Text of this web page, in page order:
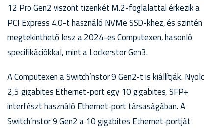
12 Pro Gen2 viszont tizenkét M.2-foglalattal érkezik a
PCI Express 4.0-t használó NVMe SSD-khez, és szintén
megtekinthető lesz a 2024-es Computexen, hasonló
specifikációkkal, mint a Lockerstor Gen3.
A Computexen a Switch’nstor 9 Gen2-t is kiállítják. Nyolc
2,5 gigabites Ethernet-port egy 10 gigabites, SFP+
interfészt használó Ethernet-port társaságában. A
Switch’nstor 9 Gen2 a 10 gigabites Ethernet-portját